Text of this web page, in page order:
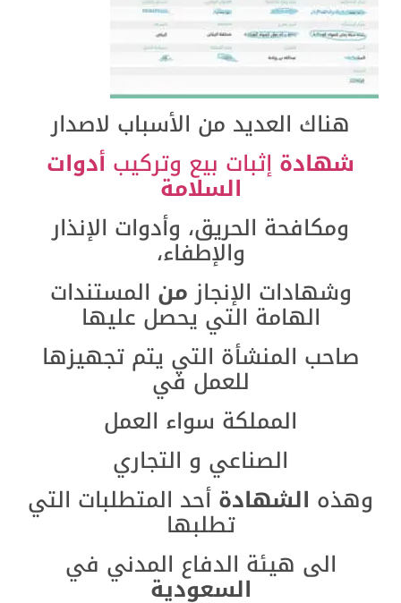
هناك العديد من الأسباب لاصدار
شهادةإثبات بيع وتركيبأدوات
السلامة
ومكافحة الحريق، وأدوات الإنذار
والإطفاء،
وشهادات الإنجازمنالمستندات
الهامة التي يحصل عليها
صاحب المنشأة التي يتم تجهيزها
للعمل في
المملكة سواء العمل
الصناعي و التجاري
وهذهالشهادةأحد المتطلبات التي
تطلبها
الى هيئة الدفاع المدني في
السعودية